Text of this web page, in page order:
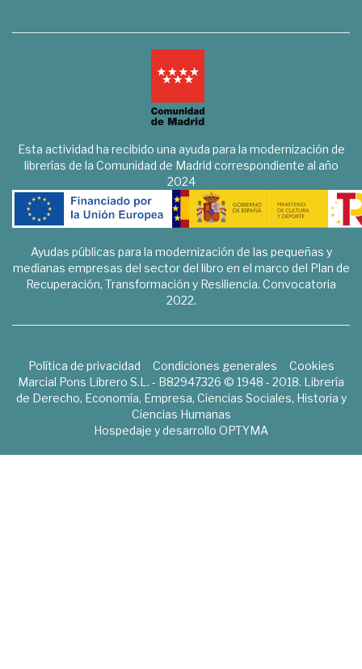
Esta actividad ha recibido una ayuda para la modernización de
librerías de la Comunidad de Madrid correspondiente al año
2024
Ayudas públicas para la modernización de las pequeñas y
medianas empresas del sector del libro en el marco del Plan de
Recuperación, Transformación y Resiliencia. Convocatoria
2022.
Política de privacidad Condiciones generales
Cookies
Marcial Pons Librero S.L. - B82947326 © 1948 - 2018. Librería
de Derecho, Economía, Empresa, Ciencias Sociales, Historia y
Ciencias Humanas
Hospedaje y desarrollo OPTYMA